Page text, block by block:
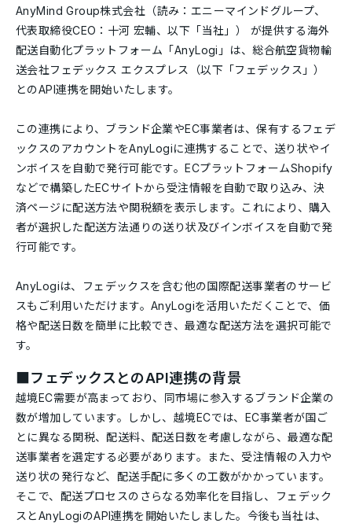
AnyMind Group株式会社（読み：エニーマインドグループ、
代表取締役CEO：十河 宏輔、以下「当社」） が提供する海外
配送自動化プラットフォーム「AnyLogi」は、総合航空貨物輸
送会社フェデックス エクスプレス（以下「フェデックス」）
とのAPI連携を開始いたします。
この連携により、ブランド企業やEC事業者は、保有するフェデ
ックスのアカウントをAnyLogiに連携することで、送り状やイ
ンボイスを自動で発行可能です。ECプラットフォームShopify
などで構築したECサイトから受注情報を自動で取り込み、決
済ページに配送方法や関税額を表示します。これにより、購入
者が選択した配送方法通りの送り状及びインボイスを自動で発
行可能です。
AnyLogiは、フェデックスを含む他の国際配送事業者のサービ
スもご利用いただけます。AnyLogiを活用いただくことで、価
格や配送日数を簡単に比較でき、最適な配送方法を選択可能で
す。
■フェデックスとのAPI連携の背景
越境EC需要が高まっており、同市場に参入するブランド企業の
数が増加しています。しかし、越境ECでは、EC事業者が国ご
とに異なる関税、配送料、配送日数を考慮しながら、最適な配
送事業者を選定する必要があります。また、受注情報の入力や
送り状の発行など、配送手配に多くの工数がかかっています。
そこで、配送プロセスのさらなる効率化を目指し、フェデック
スとAnyLogiのAPI連携を開始いたしました。今後も当社は、